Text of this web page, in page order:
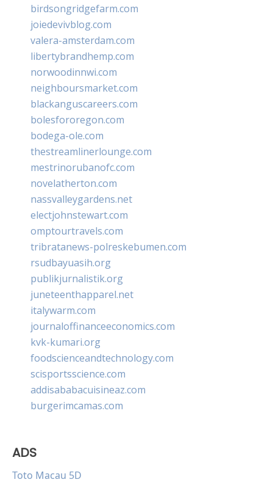
birdsongridgefarm.com
joiedevivblog.com
valera-amsterdam.com
libertybrandhemp.com
norwoodinnwi.com
neighboursmarket.com
blackanguscareers.com
bolesfororegon.com
bodega-ole.com
thestreamlinerlounge.com
mestrinorubanofc.com
novelatherton.com
nassvalleygardens.net
electjohnstewart.com
omptourtravels.com
tribratanews-polreskebumen.com
rsudbayuasih.org
publikjurnalistik.org
juneteenthapparel.net
italywarm.com
journaloffinanceeconomics.com
kvk-kumari.org
foodscienceandtechnology.com
scisportsscience.com
addisababacuisineaz.com
burgerimcamas.com
ADS
Toto Macau 5D